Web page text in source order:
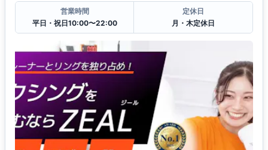
営業時間
平日・祝日10:00〜22:00
定休日
月・木定休日